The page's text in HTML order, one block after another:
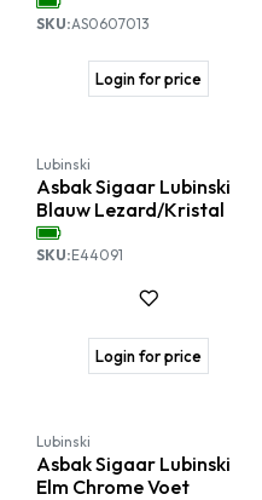
SKU:AS0607013
Login for price
Lubinski
Asbak Sigaar Lubinski
Blauw Lezard/Kristal
SKU:E44091
Login for price
Lubinski
Asbak Sigaar Lubinski
Elm Chrome Voet